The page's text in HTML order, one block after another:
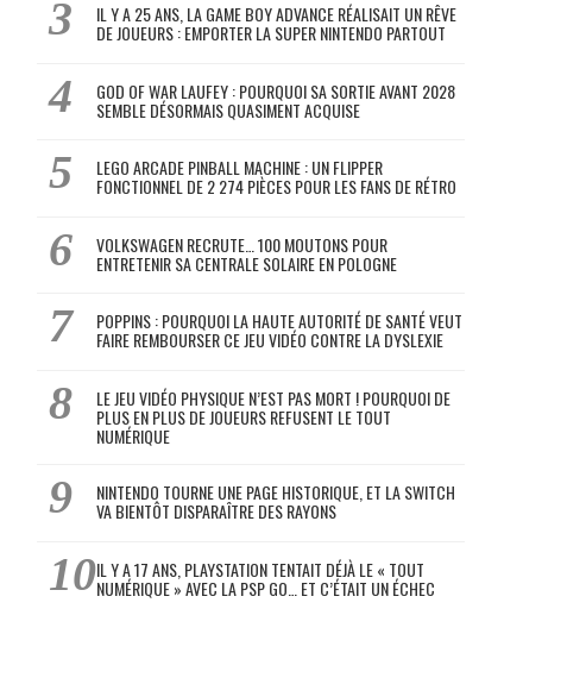
IL Y A 25 ANS, LA GAME BOY ADVANCE RÉALISAIT UN RÊVE
DE JOUEURS : EMPORTER LA SUPER NINTENDO PARTOUT
GOD OF WAR LAUFEY : POURQUOI SA SORTIE AVANT 2028
SEMBLE DÉSORMAIS QUASIMENT ACQUISE
LEGO ARCADE PINBALL MACHINE : UN FLIPPER
FONCTIONNEL DE 2 274 PIÈCES POUR LES FANS DE RÉTRO
VOLKSWAGEN RECRUTE… 100 MOUTONS POUR
ENTRETENIR SA CENTRALE SOLAIRE EN POLOGNE
POPPINS : POURQUOI LA HAUTE AUTORITÉ DE SANTÉ VEUT
FAIRE REMBOURSER CE JEU VIDÉO CONTRE LA DYSLEXIE
LE JEU VIDÉO PHYSIQUE N’EST PAS MORT ! POURQUOI DE
PLUS EN PLUS DE JOUEURS REFUSENT LE TOUT
NUMÉRIQUE
NINTENDO TOURNE UNE PAGE HISTORIQUE, ET LA SWITCH
VA BIENTÔT DISPARAÎTRE DES RAYONS
IL Y A 17 ANS, PLAYSTATION TENTAIT DÉJÀ LE « TOUT
NUMÉRIQUE » AVEC LA PSP GO… ET C’ÉTAIT UN ÉCHEC